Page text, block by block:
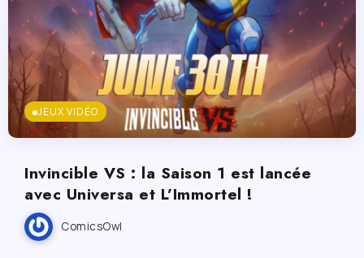
JEUX VIDÉO
Invincible VS : la Saison 1 est lancée
avec Universa et L’Immortel !
ComicsOwl